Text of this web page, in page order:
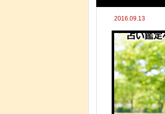
2016.09.13